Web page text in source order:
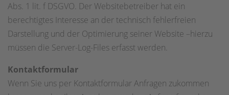
Abs. 1 lit. f DSGVO. Der Websitebetreiber hat ein
berechtigtes Interesse an der technisch fehlerfreien
Darstellung und der Optimierung seiner Website –hierzu
müssen die Server-Log-Files erfasst werden.
Kontaktformular
Wenn Sie uns per Kontaktformular Anfragen zukommen